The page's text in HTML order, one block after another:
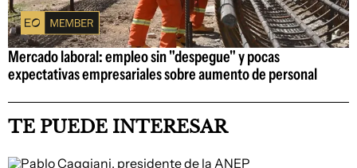
Mercado laboral: empleo sin "despegue" y pocas
expectativas empresariales sobre aumento de personal
TE PUEDE INTERESAR